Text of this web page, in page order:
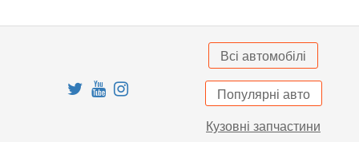
Всі автомобілі
Популярні авто
Кузовні запчастини